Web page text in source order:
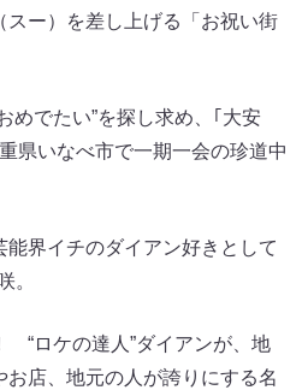
ー）を差し上げる「お祝い街
めでたい”を探し求め、｢大安
県いなべ市で一期一会の珍道中
界イチのダイアン好きとして
。
“ロケの達人”ダイアンが、地
店、地元の人が誇りにする名